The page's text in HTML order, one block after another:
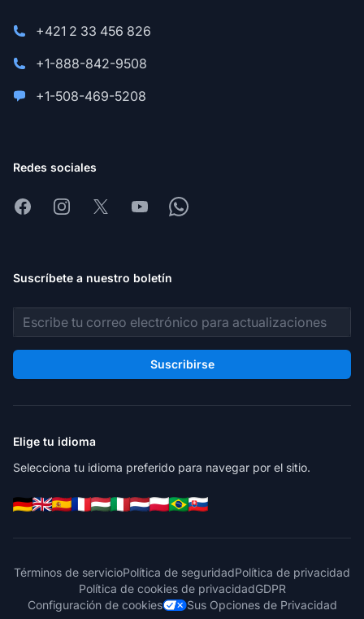
+421 2 33 456 826
+1-888-842-9508
+1-508-469-5208
Redes sociales
FacebookInstagram
X YoutubeWhatsapp
Suscríbete a nuestro boletín
Dirección de correo electrónico
Suscribirse
Elige tu idioma
Selecciona tu idioma preferido para navegar por el sitio.
Términos de servicioPolítica de seguridadPolítica de privacidad
Política de cookies de privacidadGDPR
Configuración de cookies
Sus Opciones de Privacidad